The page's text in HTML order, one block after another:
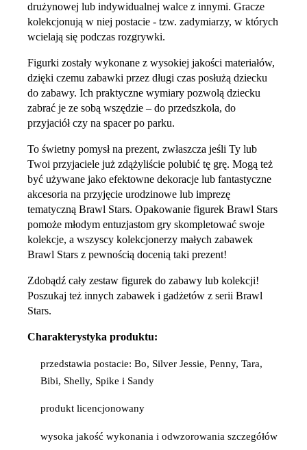
drużynowej lub indywidualnej walce z innymi. Gracze
kolekcjonują w niej postacie - tzw. zadymiarzy, w których
wcielają się podczas rozgrywki.
Figurki zostały wykonane z wysokiej jakości materiałów,
dzięki czemu zabawki przez długi czas posłużą dziecku
do zabawy. Ich praktyczne wymiary pozwolą dziecku
zabrać je ze sobą wszędzie – do przedszkola, do
przyjaciół czy na spacer po parku.
To świetny pomysł na prezent, zwłaszcza jeśli Ty lub
Twoi przyjaciele już zdążyliście polubić tę grę. Mogą też
być używane jako efektowne dekoracje lub fantastyczne
akcesoria na przyjęcie urodzinowe lub imprezę
tematyczną Brawl Stars. Opakowanie figurek Brawl Stars
pomoże młodym entuzjastom gry skompletować swoje
kolekcje, a wszyscy kolekcjonerzy małych zabawek
Brawl Stars z pewnością docenią taki prezent!
Zdobądź cały zestaw figurek do zabawy lub kolekcji!
Poszukaj też innych zabawek i gadżetów z serii Brawl
Stars.
Charakterystyka produktu:
przedstawia postacie: Bo, Silver Jessie, Penny, Tara,
Bibi, Shelly, Spike i Sandy
produkt licencjonowany
wysoka jakość wykonania i odwzorowania szczegółów